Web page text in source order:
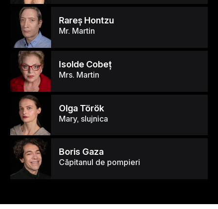
Rareş Hontzu
Mr. Martin
Isolde Cobeţ
Mrs. Martin
Olga Török
Mary, slujnica
Boris Gaza
Căpitanul de pompieri